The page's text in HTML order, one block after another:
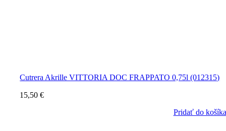
Cutrera Akrille VITTORIA DOC FRAPPATO 0,75l (012315)
15,50€
Pridať do košíka